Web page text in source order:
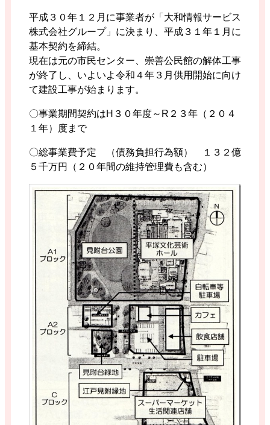
平成３０年１２月に事業者が「大和情報サービス
株式会社グループ」に決まり、平成３１年１月に
基本契約を締結。
現在は元の市民センター、崇善公民館の解体工事
が終了し、いよいよ令和４年３月供用開始に向け
て建設工事が始まります。
〇事業期間契約はH３０年度～R２３年（２０４
１年）度まで
〇総事業費予定 （債務負担行為額） １３２億
５千万円（２０年間の維持管理費も含む）